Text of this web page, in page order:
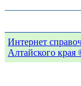
Интернет
Алтайского края